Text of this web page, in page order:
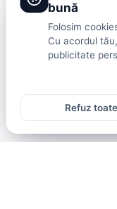
bună
Folosim
Cu acordul
publicitate
Refuz toate